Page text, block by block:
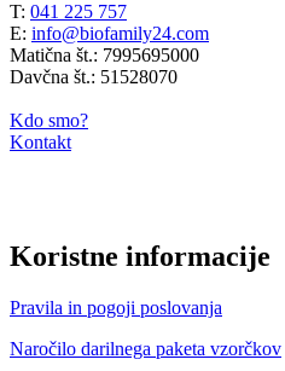
T: 041 225 757
E: info@biofamily24.com
Matična št.: 7995695000
Davčna št.: 51528070
Kdo smo?
Kontakt
Koristne informacije
Pravila in pogoji poslovanja
Naročilo darilnega paketa vzorčkov